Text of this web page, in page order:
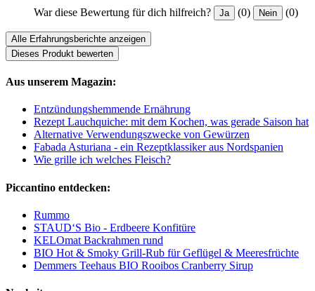
War diese Bewertung für dich hilfreich? Ja (0) Nein (0)
Alle Erfahrungsberichte anzeigen
Dieses Produkt bewerten
Aus unserem Magazin:
Entzündungshemmende Ernährung
Rezept Lauchquiche: mit dem Kochen, was gerade Saison hat
Alternative Verwendungszwecke von Gewürzen
Fabada Asturiana - ein Rezeptklassiker aus Nordspanien
Wie grille ich welches Fleisch?
Piccantino entdecken:
Rummo
STAUD‘S Bio - Erdbeere Konfitüre
KELOmat Backrahmen rund
BIO Hot & Smoky Grill-Rub für Geflügel & Meeresfrüchte
Demmers Teehaus BIO Rooibos Cranberry Sirup